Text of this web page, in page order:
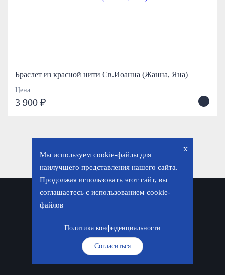
Браслет из красной нити Св.Иоанна (Жанна, Яна)
Цена
3 900 ₽ +
x
Мы используем cookie-файлы для
наилучшего представления нашего сайта.
Продолжая использовать этот сайт, вы
соглашаетесь с использованием cookie-
файлов
Согласиться
Политика конфиденциальности